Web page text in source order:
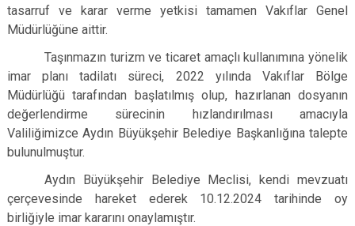
tasarruf ve karar verme yetkisi tamamen Vakıflar Genel
Müdürlüğüne aittir.
Taşınmazın turizm ve ticaret amaçlı kullanımına yönelik
imar planı tadilatı süreci, 2022 yılında Vakıflar Bölge
Müdürlüğü tarafından başlatılmış olup, hazırlanan dosyanın
değerlendirme sürecinin hızlandırılması amacıyla
Valiliğimizce Aydın Büyükşehir Belediye Başkanlığına talepte
bulunulmuştur.
Aydın Büyükşehir Belediye Meclisi, kendi mevzuatı
çerçevesinde hareket ederek 10.12.2024 tarihinde oy
birliğiyle imar kararını onaylamıştır.